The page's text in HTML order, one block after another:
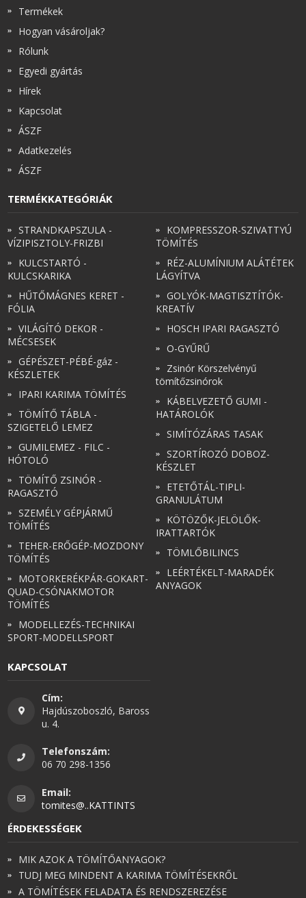
Termékek
Hogyan vásároljak?
Rólunk
Egyedi gyártás
Hírek
Kapcsolat
ÁSZF
Adatkezelés
ÁSZF
TERMÉKKATEGÓRIÁK
STRANDKAPSZULA -
VÍZIPISZTOLY-FRIZBI
KULCSTARTÓ -
KULCSKARIKA
HŰTŐMÁGNES KERET -
FÓLIA
VILÁGÍTÓ DEKOR -
MÉCSESEK
GÉPÉSZET-PÉBÉ-gáz -
KÉSZLETEK
IPARI KARIMA TÖMÍTÉS
TÖMÍTŐ TÁBLA -
SZIGETELŐ LEMEZ
GUMILEMEZ - FILC -
HÓTOLÓ
TÖMÍTŐ ZSINÓR -
RAGASZTÓ
SZEMÉLY GÉPJÁRMŰ
TÖMÍTÉS
TEHER-ERŐGÉP-MOZDONY
TÖMÍTÉS
MOTORKERÉKPÁR-GOKART-
QUAD-CSÓNAKMOTOR
TÖMÍTÉS
MODELLEZÉS-TECHNIKAI
SPORT-MODELLSPORT
KOMPRESSZOR-SZIVATTYÚ
TÖMÍTÉS
RÉZ-ALUMÍNIUM ALÁTÉTEK
LÁGYÍTVA
GOLYÓK-MAGTISZTÍTÓK-
KREATÍV
HOSCH IPARI RAGASZTÓ
O-GYŰRŰ
Zsinór Körszelvényű
tömítőzsinórok
KÁBELVEZETŐ GUMI -
HATÁROLÓK
SIMÍTÓZÁRAS TASAK
SZORTÍROZÓ DOBOZ-
KÉSZLET
ETETŐTÁL-TIPLI-
GRANULÁTUM
KÖTÖZŐK-JELÖLŐK-
IRATTARTÓK
TÖMLŐBILINCS
LEÉRTÉKELT-MARADÉK
ANYAGOK
KAPCSOLAT
Cím:
Hajdúszoboszló, Baross
u. 4.
Telefonszám:
06 70 298-1356
Email:
tomites@..KATTINTS
ÉRDEKESSÉGEK
MIK AZOK A TÖMÍTŐANYAGOK?
TUDJ MEG MINDENT A KARIMA TÖMÍTÉSEKRŐL
A TÖMÍTÉSEK FELADATA ÉS RENDSZEREZÉSE